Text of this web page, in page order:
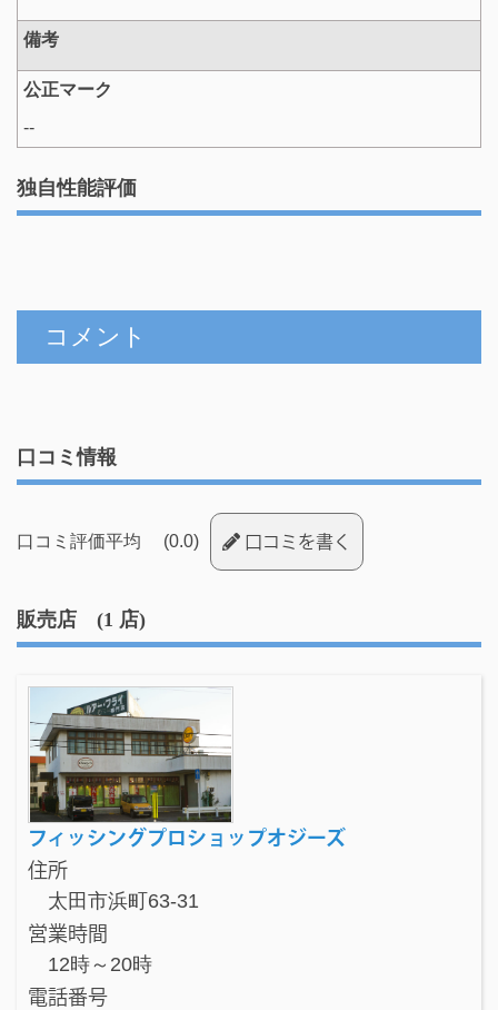
備考
公正マーク
--
独自性能評価
コメント
口コミ情報
口コミ評価平均 (0.0) 口コミを書く
販売店 (1 店)
フィッシングプロショップオジーズ
住所
太田市浜町63-31
営業時間
12時～20時
電話番号